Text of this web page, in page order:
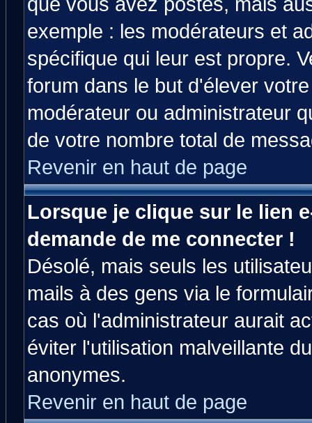
exemple : les modérateurs et
spécifique qui leur est propre.
forum dans le but d'élever
modérateur ou administrateur
de votre nombre total de
Revenir en haut de page
Lorsque je clique sur le lien
demande de me connecter !
Désolé, mais seuls les
mails à des gens via le
cas où l'administrateur aurait
éviter l'utilisation malveillante
anonymes.
Revenir en haut de page